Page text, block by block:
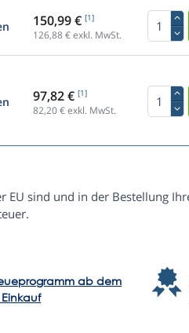
150,99 € [1]
126,88€ exkl. MwSt.
97,82 € [1]
82,20€ exkl. MwSt.
sind und in der Bestellung
ab dem